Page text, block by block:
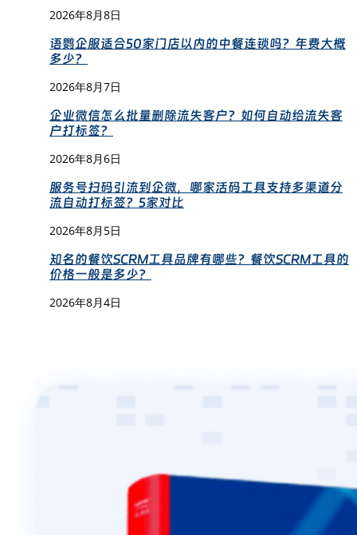
2026年8月8日
语鹦企服适合50家门店以内的中餐连锁吗？年费大概
多少？
2026年8月7日
企业微信怎么批量删除流失客户？如何自动给流失客
户打标签？
2026年8月6日
服务号扫码引流到企微，哪家活码工具支持多渠道分
流自动打标签？5家对比
2026年8月5日
知名的餐饮SCRM工具品牌有哪些？餐饮SCRM工具的
价格一般是多少？
2026年8月4日